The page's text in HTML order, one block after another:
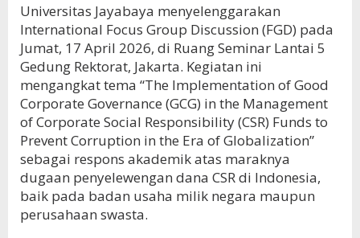
Universitas Jayabaya menyelenggarakan
International Focus Group Discussion (FGD) pada
Jumat, 17 April 2026, di Ruang Seminar Lantai 5
Gedung Rektorat, Jakarta. Kegiatan ini
mengangkat tema “The Implementation of Good
Corporate Governance (GCG) in the Management
of Corporate Social Responsibility (CSR) Funds to
Prevent Corruption in the Era of Globalization”
sebagai respons akademik atas maraknya
dugaan penyelewengan dana CSR di Indonesia,
baik pada badan usaha milik negara maupun
perusahaan swasta.